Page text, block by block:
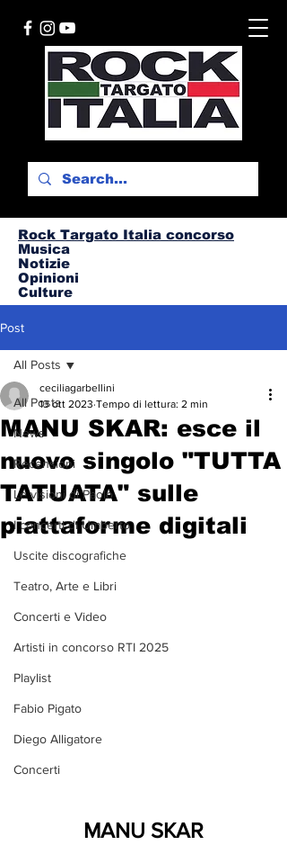
Rock Targato Italia concorso
Musica
Notizie
Opinioni
Culture
Post
All Posts
News
Recensioni
Le visioni di Paolo
I concerti di Umberto
Uscite discografiche
Teatro, Arte e Libri
Concerti e Video
Artisti in concorso RTI 2025
Playlist
Fabio Pigato
Diego Alligatore
Concerti
All Posts
MANU SKAR: esce il
nuovo singolo "TUTTA
TATUATA" sulle
piattaforme digitali
ceciliagarbellini
13 ott 2023 Tempo di lettura: 2 min
MANU SKAR